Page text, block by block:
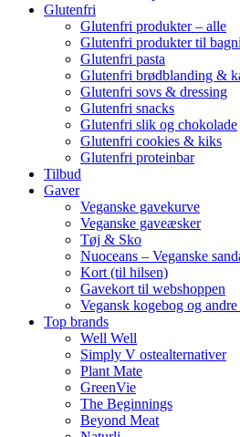
Glutenfri
Glutenfri produkter – alle
Glutenfri produkter til
Glutenfri pasta
Glutenfri brødblanding &
Glutenfri sovs & dressing
Glutenfri snacks
Glutenfri slik og chokolade
Glutenfri cookies & kiks
Glutenfri proteinbar
Tilbud
Gaver
Veganske gavekurve
Veganske gaveæsker
Tøj & Sko
Nuoceans – Veganske
Kort (til hilsen)
Gavekort til webshoppen
Vegansk kogebog og
Top brands
Well Well
Simply V ostealternativer
Plant Mate
GreenVie
The Beginnings
Beyond Meat